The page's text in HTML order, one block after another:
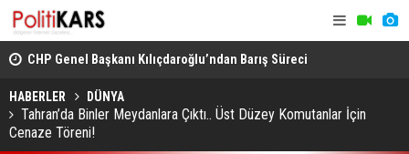
CHP Genel Başkanı Kılıçdaroğlu’ndan Barış Süreci
Vurgusu.. Sorumluluk Alacağız!
HABERLER DÜNYA
Tahran’da Binler Meydanlara Çıktı.. Üst Düzey Komutanlar İçin
Cenaze Töreni!